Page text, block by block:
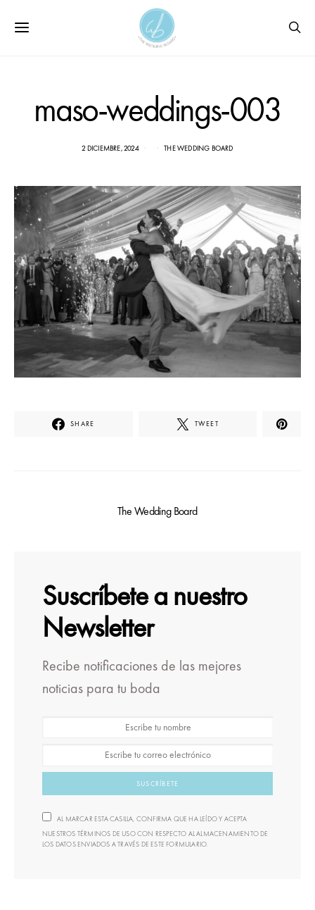
maso-weddings-003
2 DICIEMBRE, 2024 THE WEDDING BOARD
SHARE TWEET
The Wedding Board
Suscríbete a nuestro
Newsletter
Recibe notificaciones de las mejores
noticias para tu boda
SUSCRÍBETE
AL MARCAR ESTA CASILLA, CONFIRMA QUE HA LEÍDO Y ACEPTA
NUESTROS TÉRMINOS DE USO CON RESPECTO AL ALMACENAMIENTO DE
LOS DATOS ENVIADOS A TRAVÉS DE ESTE FORMULARIO.